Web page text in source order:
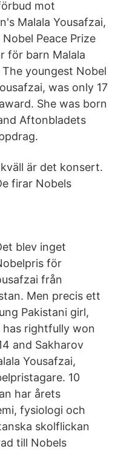
mot
Malala Yousafzai,
Peace Prize
för barn Malala
youngest Nobel
was only 17
She was born
Aftonbladets
är det konsert.
firar Nobels
blev inget
för
från
Men precis ett
Pakistani girl,
has rightfully won
and Sakharov
Yousafzai,
10
har årets
fysiologi och
skolflickan
till Nobels